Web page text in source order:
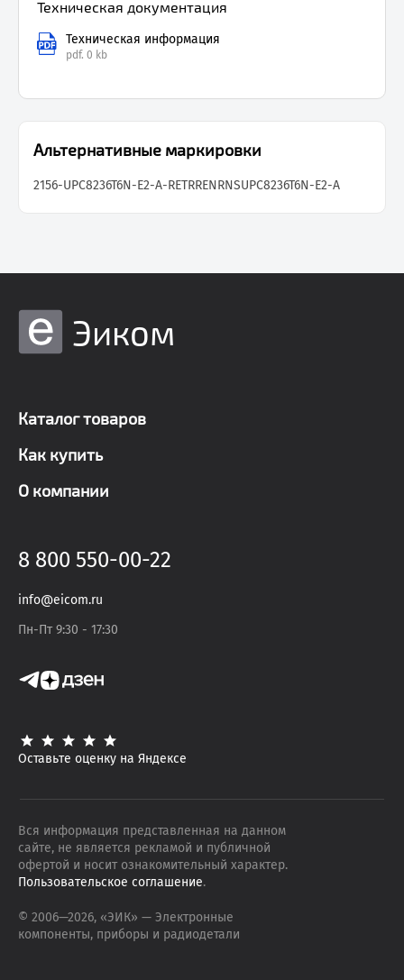
Техническая документация
Техническая информация
pdf. 0 kb
Альтернативные маркировки
2156-UPC8236T6N-E2-A-RETRRENRNSUPC8236T6N-E2-A
Эиком
Каталог товаров
Как купить
О компании
8 800 550-00-22
info@eicom.ru
Пн-Пт 9:30 - 17:30
Оставьте оценку на Яндексе
Вся информация представленная на данном
сайте, не является рекламой и публичной
офертой и носит ознакомительный характер.
Пользовательское соглашение.
© 2006—2026, «ЭИК» — Электронные
компоненты, приборы и радиодетали